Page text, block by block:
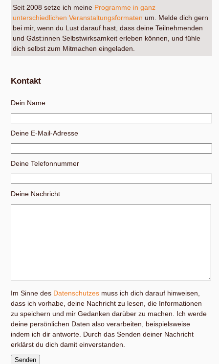
Seit 2008 setze ich meine Programme in ganz
unterschiedlichen Veranstaltungsformaten um. Melde dich gern
bei mir, wenn du Lust darauf hast, dass deine Teilnehmenden
und Gäst:innen Selbstwirksamkeit erleben können, und fühle
dich selbst zum Mitmachen eingeladen.
Kontakt
Dein Name
Deine E-Mail-Adresse
Deine Telefonnummer
Deine Nachricht
Im Sinne des Datenschutzes muss ich dich darauf hinweisen,
dass ich vorhabe, deine Nachricht zu lesen, die Informationen
zu speichern und mir Gedanken darüber zu machen. Ich werde
deine persönlichen Daten also verarbeiten, beispielsweise
indem ich dir antworte. Durch das Senden deiner Nachricht
erklärst du dich damit einverstanden.